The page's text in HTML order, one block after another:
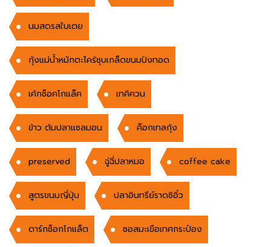
นมสดรสใบเตย
กุ้งแม่น้ำหมักตะไคร้ชุบเกล็ดขนมปังทอด
เค้กช็อคโกแล็ค เทคิควน
ข้าว ต้มปลาแซลมอน ค็อกเทลกุ้ง
preserved ฉู่ฉี่ปลาหมอ coffee cake
สูตรขนมญี่ปุ่น ปลาอินทรีย์ราดซิอิ๋ว
ดาร์กช็อกโกแล็ต ซอสมะเขือเทศกระป๋อง